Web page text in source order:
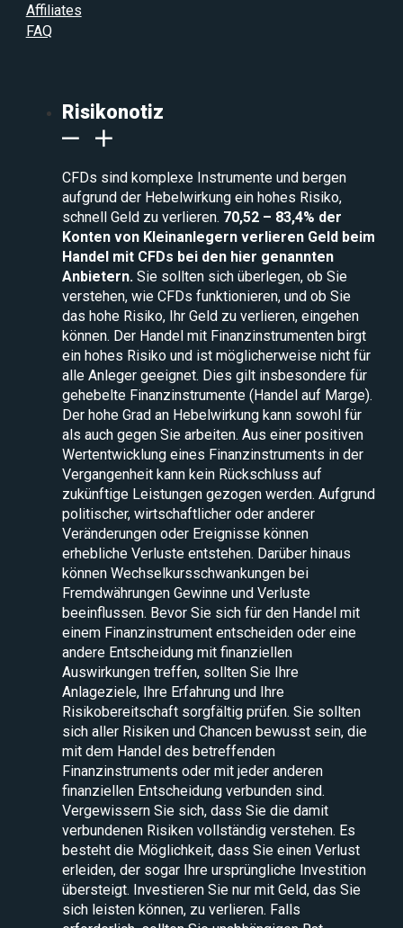
Affiliates
FAQ
Risikonotiz
CFDs sind komplexe Instrumente und bergen
aufgrund der Hebelwirkung ein hohes Risiko,
schnell Geld zu verlieren. 70,52 – 83,4% der
Konten von Kleinanlegern verlieren Geld beim
Handel mit CFDs bei den hier genannten
Anbietern. Sie sollten sich überlegen, ob Sie
verstehen, wie CFDs funktionieren, und ob Sie
das hohe Risiko, Ihr Geld zu verlieren, eingehen
können. Der Handel mit Finanzinstrumenten birgt
ein hohes Risiko und ist möglicherweise nicht für
alle Anleger geeignet. Dies gilt insbesondere für
gehebelte Finanzinstrumente (Handel auf Marge).
Der hohe Grad an Hebelwirkung kann sowohl für
als auch gegen Sie arbeiten. Aus einer positiven
Wertentwicklung eines Finanzinstruments in der
Vergangenheit kann kein Rückschluss auf
zukünftige Leistungen gezogen werden. Aufgrund
politischer, wirtschaftlicher oder anderer
Veränderungen oder Ereignisse können
erhebliche Verluste entstehen. Darüber hinaus
können Wechselkursschwankungen bei
Fremdwährungen Gewinne und Verluste
beeinflussen. Bevor Sie sich für den Handel mit
einem Finanzinstrument entscheiden oder eine
andere Entscheidung mit finanziellen
Auswirkungen treffen, sollten Sie Ihre
Anlageziele, Ihre Erfahrung und Ihre
Risikobereitschaft sorgfältig prüfen. Sie sollten
sich aller Risiken und Chancen bewusst sein, die
mit dem Handel des betreffenden
Finanzinstruments oder mit jeder anderen
finanziellen Entscheidung verbunden sind.
Vergewissern Sie sich, dass Sie die damit
verbundenen Risiken vollständig verstehen. Es
besteht die Möglichkeit, dass Sie einen Verlust
erleiden, der sogar Ihre ursprüngliche Investition
übersteigt. Investieren Sie nur mit Geld, das Sie
sich leisten können, zu verlieren. Falls